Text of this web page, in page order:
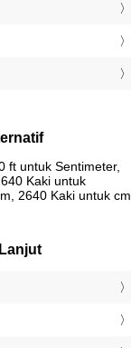
ft untuk Sentimeter,
Kaki untuk
2640 Kaki untuk cm